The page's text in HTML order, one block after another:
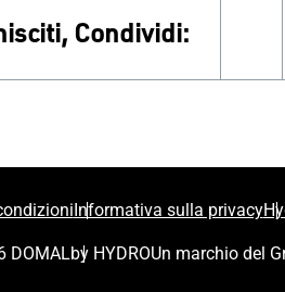
Condividi:
Informativa sulla privacy
DOMALby HYDROUn marchio del